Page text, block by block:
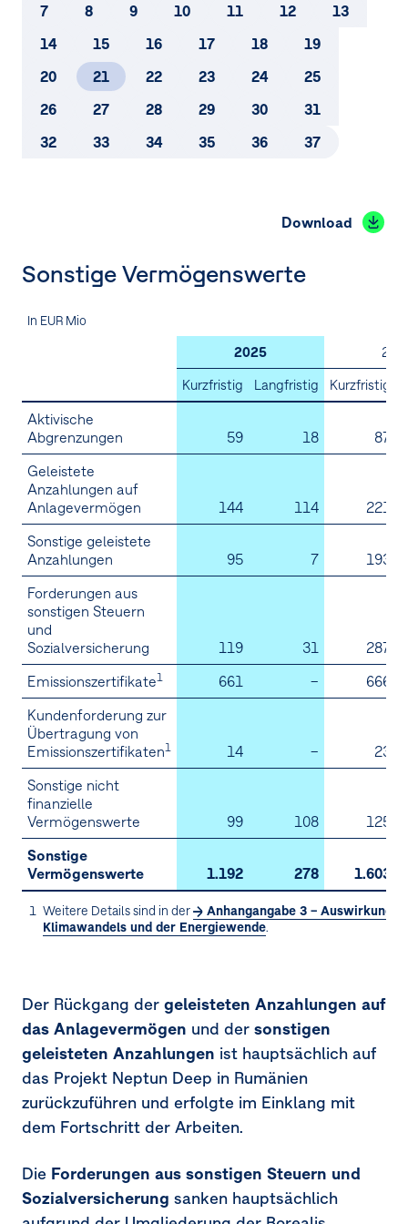
und Verbindlichkeiten
Segment­berichterstattung
Sonstige betriebliche Erträge und Ergebnis aus at-
Personalaufwendungen und durchschnittliche
14. Steuern vom Einkommen und Ertrag
15. Ergebnis je Aktie
16. Immaterielle Vermögenswerte
17. Sachanlagen
18. At-equity bewertete Beteiligungen
19. Vorräte
20. Finanzielle Vermögenswerte
21. Sonstige Vermögenswerte
22. Eigenkapital der Anteilseigner des
Mutterunternehmens
23. Nicht beherrschende Anteile
24. Rückstellungen für Pensionen und ähnliche
Verpflichtungen
25.
Rückstellungen für Rekultivierungs­verpflichtungen
und sonstige Rückstellungen
27. Konzern-Cashflow-Rechnung
28.
Eventualverbindlichkeiten und
Eventualforderungen
29. Risikomanagement
31. Saldierung von finanziellen Vermögenswerten und
finanziellen Verbindlichkeiten
7
8 9 10 11 12
13
14
15 16 17 18
19
20
21 22 23 24
25
26
27 28 29 30
31
32
33 34 35 36 37
Download
Sonstige Vermögenswerte
In EUR Mio
2025
Kurzfristig
Langfristig Kurzfristig
Aktivische
Abgrenzungen
59 18
87
Geleistete
Anzahlungen auf
Anlagevermögen
144 114
221
Sonstige geleistete
Anzahlungen
95 7
193
Forderungen aus
sonstigen Steuern
und
Sozialversicherung
119 31
287
Emissionszertifikate1 661 –
666
Kundenforderung zur
Übertragung von
Emissionszertifikaten1 14 –
23
Sonstige nicht
finanzielle
Vermögenswerte
99 108
125
Sonstige
Vermögenswerte
1.192 278 1.603
1 Weitere Details sind in der
Anhangangabe 3 –
Klimawandels und der Energiewende.
Der Rückgang der geleisteten Anzahlungen auf
das Anlagevermögen und der sonstigen
geleisteten Anzahlungen ist hauptsächlich auf
das Projekt Neptun Deep in Rumänien
zurückzuführen und erfolgte im Einklang mit
dem Fortschritt der Arbeiten.
Die Forderungen aus sonstigen Steuern und
Sozialversicherung sanken hauptsächlich